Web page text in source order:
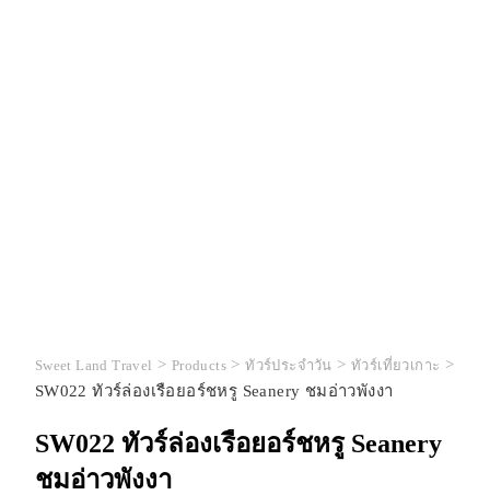
Sweet Land Travel > Products>ทัวร์ประจำวัน > ทัวร์เที่ยวเกาะ >
SW022 ทัวร์ล่องเรือยอร์ชหรู Seanery ชมอ่าวพังงา
SW022 ทัวร์ล่องเรือยอร์ชหรู Seanery
ชมอ่าวพังงา